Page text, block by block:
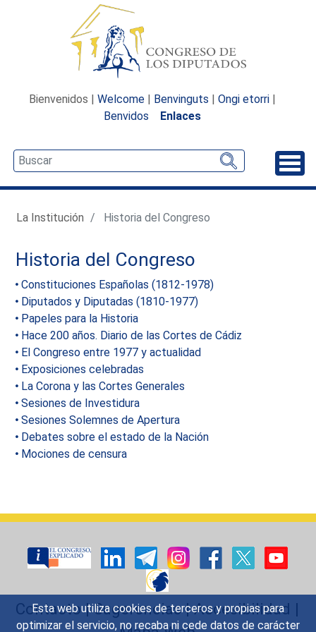
Esta web utiliza cookies de terceros y propias para
optimizar el servicio, no recaba ni cede datos de carácter
Bienvenidos | Welcome | Benvinguts | Ongi etorri |
Benvidos
Enlaces
La Institución Historia del Congreso
Historia del Congreso
Constituciones Españolas (1812-1978)
Diputados y Diputadas (1810-1977)
Papeles para la Historia
Hace 200 años. Diario de las Cortes de Cádiz
El Congreso entre 1977 y actualidad
Exposiciones celebradas
La Corona y las Cortes Generales
Sesiones de Investidura
Sesiones Solemnes de Apertura
Debates sobre el estado de la Nación
Mociones de censura
Contacto|Sugerencias|Accesibilidad |